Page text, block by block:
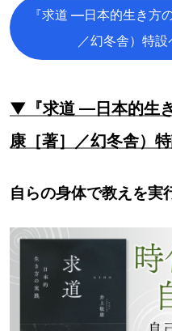
『求道 —日本的生き方
／幻冬舎）特
▼『求道 —日本的生
康［著］／幻冬舎）
自らの身体で教えを実